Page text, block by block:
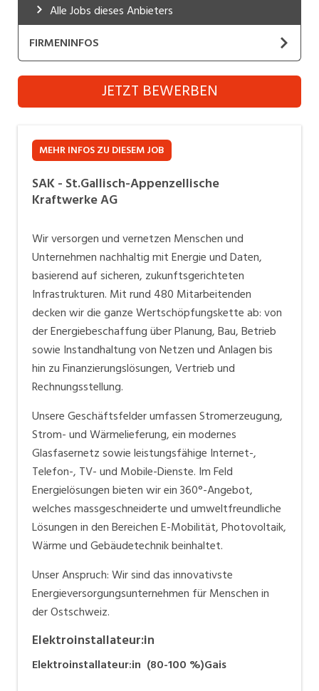
Industrie, Maschinenbau, Anlagenbau,
Produktion
Informatik, Telekommunikation
Kaufm. Berufe, Kundendienst, Verwaltung
Marketing, Kommunikation, Medien, Druck
Mechanik, Elektronik, Optik (Fertigung)
Medizin, Gesundheitswesen, Pflege
Sicherheit, Rettung, Polizei, Zoll
Verkauf, Handel, Kundenberatung,
Aussendienst
Alle Jobs dieses Anbieters
FIRMENINFOS
SAK - St.Gallisch-Appenzellische Kraftwerke
Aufgabe der St.Gallisch-Appenzellische Kraftwerke
Appenzell Ausserrhoden und Appenzell Innerrhoden
Energie engagiert sich die SAK weitsichtig im Bau und
Betrieb von Stromproduktions- und
Wärmepumpenanlagen und beteiligt sich an
entsprechenden Investitionen. Weiter baut die SAK
für ihre Kunden ein Glasfasernetz für die schnelle
Datenübertragung auf.
Mit rund 400 Mitarbeitenden deckt die SAK die ganze
Wertschöpfungskette ab: Von der
Energiebeschaffung über Planung, Bau, Betrieb sowie
Instandhaltung von Netzen und Anlagen bis hin zu
Vertrieb und Rechnungsstellung.
JETZT BEWERBEN
MEHR INFOS ZU DIESEM JOB
SAK - St.Gallisch-Appenzellische
Kraftwerke AG
Wir versorgen und vernetzen Menschen und
Unternehmen nachhaltig mit Energie und Daten,
basierend auf sicheren, zukunftsgerichteten
Infrastrukturen. Mit rund 480 Mitarbeitenden
decken wir die ganze Wertschöpfungskette ab: von
der Energiebeschaffung über Planung, Bau, Betrieb
sowie Instandhaltung von Netzen und Anlagen bis
hin zu Finanzierungslösungen, Vertrieb und
Rechnungsstellung.
Unsere Geschäftsfelder umfassen Stromerzeugung,
Strom- und Wärmelieferung, ein modernes
Glasfasernetz sowie leistungsfähige Internet-,
Telefon-, TV- und Mobile-Dienste. Im Feld
Energielösungen bieten wir ein 360°-Angebot,
welches massgeschneiderte und umweltfreundliche
Lösungen in den Bereichen E-Mobilität, Photovoltaik,
Wärme und Gebäudetechnik beinhaltet.
Unser Anspruch: Wir sind das innovativste
Energieversorgungsunternehmen für Menschen in
der Ostschweiz.
Elektroinstallateur:in
Elektroinstallateur:in (80-100 %)Gais